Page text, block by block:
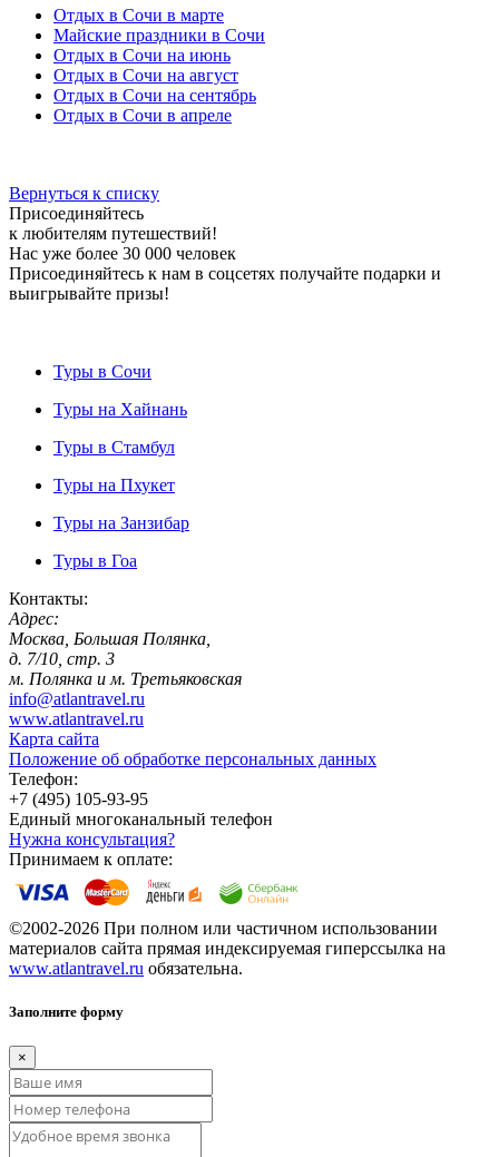
Отдых в Сочи в марте
Майские праздники в Сочи
Отдых в Сочи на июнь
Отдых в Сочи на август
Отдых в Сочи на сентябрь
Отдых в Сочи в апреле
Вернуться к списку
Присоединяйтесь
к любителям путешествий!
Нас уже более 30 000 человек
Присоединяйтесь к нам в соцсетях получайте подарки и
выигрывайте призы!
Туры в Сочи
Туры на Хайнань
Туры в Стамбул
Туры на Пхукет
Туры на Занзибар
Туры в Гоа
Контакты:
Адрес:
Москва, Большая Полянка,
д. 7/10, стр. 3
м. Полянка и м. Третьяковская
info@atlantravel.ru
www.atlantravel.ru
Карта сайта
Положение об обработке персональных данных
Телефон:
+7 (495) 105-93-95
Единый многоканальный телефон
Нужна консультация?
Принимаем к оплате:
©2002-2026 При полном или частичном использовании
материалов сайта прямая индексируемая гиперссылка на
www.atlantravel.ru обязательна.
Заполните форму
×